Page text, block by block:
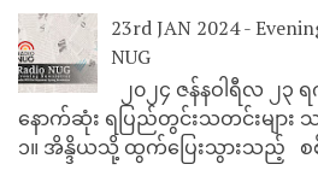
23rd JAN 2024 -
NUG
၂၀၂၄ ဇန်နဝါရီလ ၂၃
နောက်ဆုံး ရပြည်တွင်းသတင်းများ သ
၁။ အိန္ဒိယသို့ ထွက်ပြေးသွားသည့် စ